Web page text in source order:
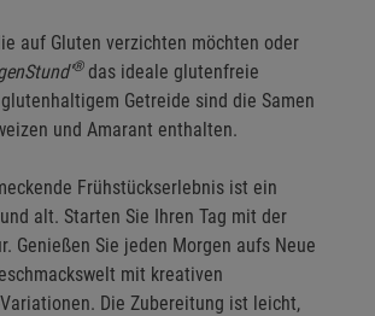
auf Gluten verzichten möchten oder
®das ideale glutenfreie
Getreide sind die Samen
und Amarant enthalten.
Frühstückserlebnis ist ein
alt. Starten Sie Ihren Tag mit der
Genießen Sie jeden Morgen aufs Neue
mit kreativen
Die Zubereitung ist leicht,